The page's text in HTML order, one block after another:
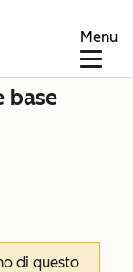
Menu
base
di questo